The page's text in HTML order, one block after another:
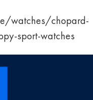
watches/chopard-
sport-watches